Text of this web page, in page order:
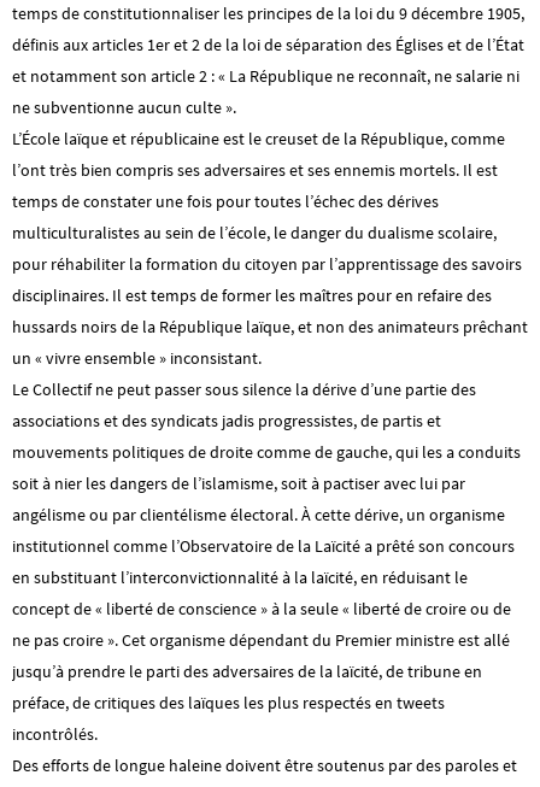
temps de constitutionnaliser les principes de la loi du 9 décembre 1905,
définis aux articles 1er et 2 de la loi de séparation des Églises et de l’État
et notamment son article 2 : « La République ne reconnaît, ne salarie ni
ne subventionne aucun culte ».
L’École laïque et républicaine est le creuset de la République, comme
l’ont très bien compris ses adversaires et ses ennemis mortels. Il est
temps de constater une fois pour toutes l’échec des dérives
multiculturalistes au sein de l’école, le danger du dualisme scolaire,
pour réhabiliter la formation du citoyen par l’apprentissage des savoirs
disciplinaires. Il est temps de former les maîtres pour en refaire des
hussards noirs de la République laïque, et non des animateurs prêchant
un « vivre ensemble » inconsistant.
Le Collectif ne peut passer sous silence la dérive d’une partie des
associations et des syndicats jadis progressistes, de partis et
mouvements politiques de droite comme de gauche, qui les a conduits
soit à nier les dangers de l’islamisme, soit à pactiser avec lui par
angélisme ou par clientélisme électoral. À cette dérive, un organisme
institutionnel comme l’Observatoire de la Laïcité a prêté son concours
en substituant l’interconvictionnalité à la laïcité, en réduisant le
concept de « liberté de conscience » à la seule « liberté de croire ou de
ne pas croire ». Cet organisme dépendant du Premier ministre est allé
jusqu’à prendre le parti des adversaires de la laïcité, de tribune en
préface, de critiques des laïques les plus respectés en tweets
incontrôlés.
Des efforts de longue haleine doivent être soutenus par des paroles et